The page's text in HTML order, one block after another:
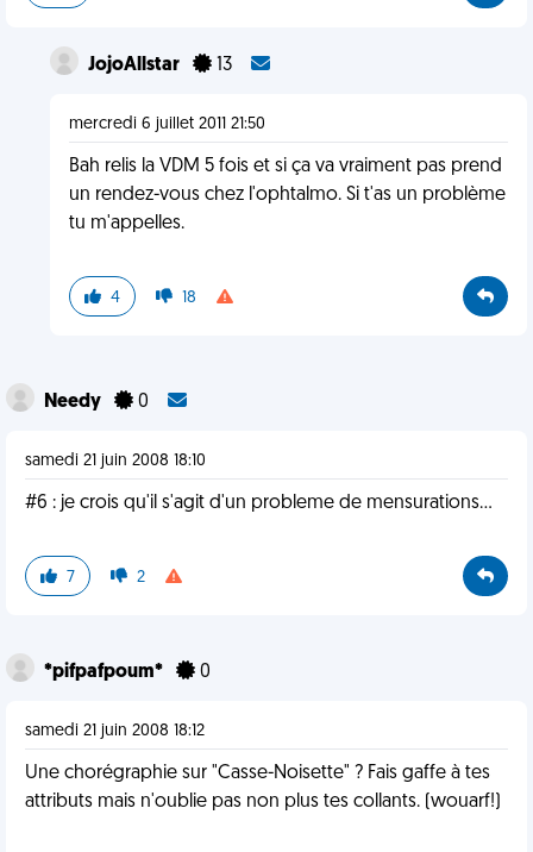
JojoAllstar 13
mercredi 6 juillet 2011 21:50
Bah relis la VDM 5 fois et si ça va vraiment pas prend
un rendez-vous chez l'ophtalmo. Si t'as un problème
tu m'appelles.
4 18
Needy 0
samedi 21 juin 2008 18:10
#6 : je crois qu'il s'agit d'un probleme de mensurations...
7 2
*pifpafpoum* 0
samedi 21 juin 2008 18:12
Une chorégraphie sur "Casse-Noisette" ? Fais gaffe à tes
attributs mais n'oublie pas non plus tes collants. (wouarf!)